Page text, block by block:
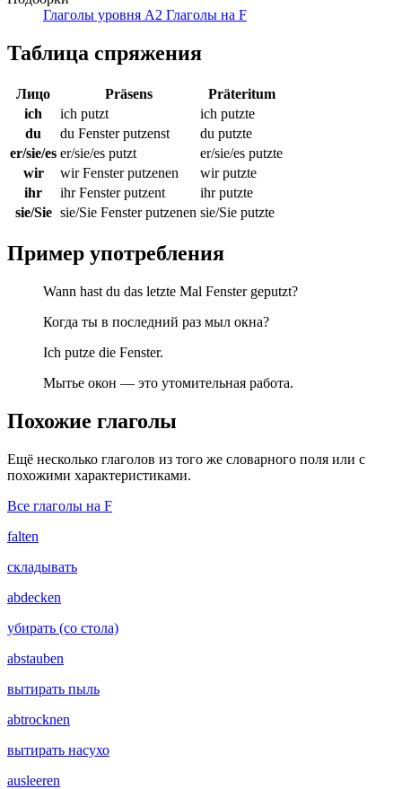
Глаголы уровня A2 Глаголы на F
Таблица спряжения
Лицо Präsens
Präteritum
ich
ich putzt
ich putzte
du
du Fenster putzenst
du putzte
er/sie/es er/sie/es putzt
er/sie/es putzte
wir
wir Fenster putzenen
wir putzte
ihr
ihr Fenster putzent
ihr putzte
sie/Sie sie/Sie Fenster putzenen sie/Sie putzte
Пример употребления
Wann hast du das letzte Mal Fenster geputzt?
Когда ты в последний раз мыл окна?
Ich putze die Fenster.
Мытье окон — это утомительная работа.
Похожие глаголы
Ещё несколько глаголов из того же словарного поля или с
похожими характеристиками.
Все глаголы на F
falten
складывать
abdecken
убирать (со стола)
abstauben
вытирать пыль
abtrocknen
вытирать насухо
ausleeren